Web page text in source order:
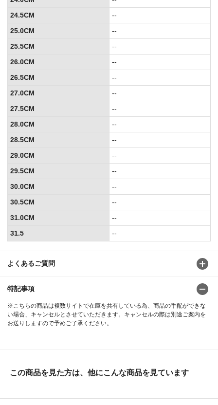
よくあるご質問
特記事項
※こちらの商品は複数サイトで在庫を共有している為、商品の手配ができな
い場合、キャンセルとさせていただきます。キャンセルの際は別途ご案内を
お送りしますので予めご了承ください。
24.5CM
--
25.0CM
--
25.5CM
--
26.0CM
--
26.5CM
--
27.0CM
--
27.5CM
--
28.0CM
--
28.5CM
--
29.0CM
--
29.5CM
--
30.0CM
--
30.5CM
--
31.0CM
--
31.5
--
この商品を見た方は、他にこんな商品を見ています